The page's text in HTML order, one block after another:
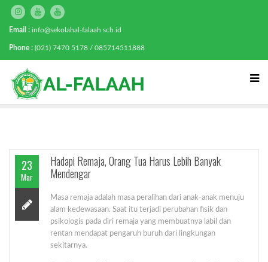
Email : info@sekolahal-falaah.sch.id
Phone : (021) 7470 5178 / 085714511888
23
Mar
Hadapi Remaja, Orang Tua Harus Lebih Banyak
Mendengar
Masa remaja adalah masa peralihan dari anak-anak menuju
alam kedewasaan. Saat itu terjadi perubahan fisik dan
psikologis pada diri remaja yang membuatnya labil dan
rentan mendapat pengaruh buruh dari lingkungan
sekitarnya.